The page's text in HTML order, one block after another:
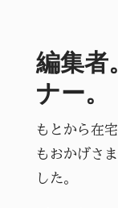
編集者
ナー。
もとから在
もおかげさ
した。